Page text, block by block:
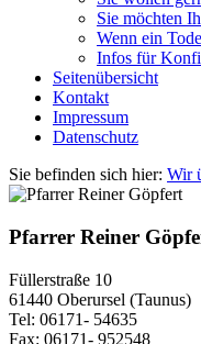
Sie möchten
Wenn ein
Infos für
Seitenübersicht
Kontakt
Impressum
Datenschutz
Sie befinden sich hier: Wir
Pfarrer Reiner
Füllerstraße 10
61440 Oberursel (Taunus)
Tel: 06171- 54635
Fax: 06171- 952548